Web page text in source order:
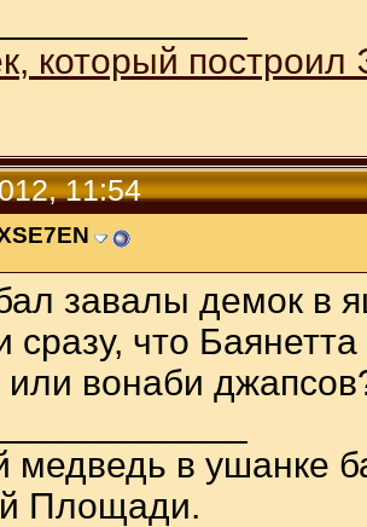
который
11:54
завалы демок в
сразу, что
или вонаби
медведь в ушанке
Площади.